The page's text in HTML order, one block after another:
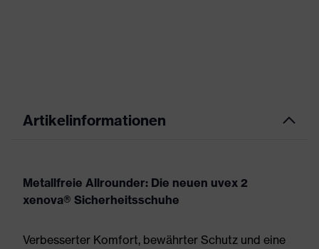
Artikelinformationen
Metallfreie Allrounder: Die neuen uvex 2
xenova® Sicherheitsschuhe
Verbesserter Komfort, bewährter Schutz und eine